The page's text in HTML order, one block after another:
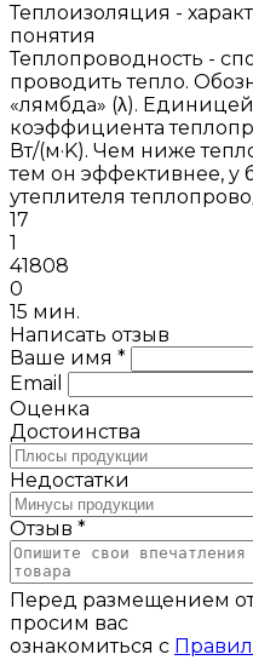
Теплоизоляция -
понятия
Теплопроводность -
проводить тепло.
«лямбда» (λ).
коэффициента
Вт/(м·K). Чем ниже
тем он эффективнее, у
утеплителя
17
1
41808
0
15 мин.
Написать отзыв
Ваше имя *
Email
Оценка
Достоинства
Недостатки
Отзыв *
Перед размещением
просим вас
ознакомиться с